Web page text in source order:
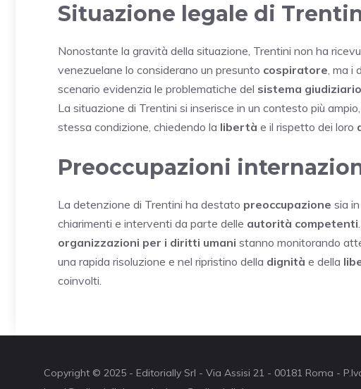
Situazione legale di
Nonostante la gravità della situazione, Trentini non ha
venezuelane lo considerano un presunto cospiratore, ma i
scenario evidenzia le problematiche del sistema giudiziario
La situazione di Trentini si inserisce in un contesto più
stessa condizione, chiedendo la libertà e il rispetto dei loro
Preoccupazioni
La detenzione di Trentini ha destato preoccupazione sia
chiarimenti e interventi da parte delle autorità competenti
organizzazioni per i diritti umani stanno monitorando
una rapida risoluzione e nel ripristino della dignità e della
coinvolti.
Copyright © 2025 - Editorially Srl - Via Assisi 21 - 00181 Roma -